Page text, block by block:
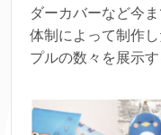
ダーカバーなど今
体制によって制作
プルの数々を展示す